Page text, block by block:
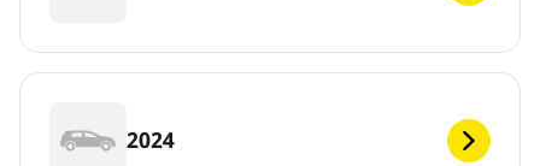
2024